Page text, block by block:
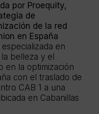
por Proequity,
de
de la red
en España
en
belleza y el
en la optimización
con el traslado de
CAB 1 a una
en Cabanillas